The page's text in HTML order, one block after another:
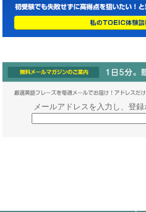
メールアドレスを入力し、登